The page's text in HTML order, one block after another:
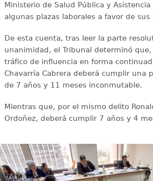
Ministerio de Salud Pública y Asistencia
algunas plazas laborales a favor de sus
De esta cuenta, tras leer la parte
unanimidad, el Tribunal determinó
tráfico de influencia en forma
Chavarría Cabrera deberá cumplir una
de 7 años y 11 meses inconmutable.
Mientras que, por el mismo delito
Ordoñez, deberá cumplir 7 años y 4